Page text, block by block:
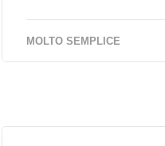
MOLTO SEMPLICE